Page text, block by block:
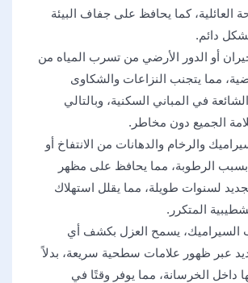
العائلية، كما يحافظ على جفاف البيئة
دائم.
أو الدور الأرضي من تسرب المياه من
مما يتجنب النزاعات والشكاوى
الشائعة في المباني السكنية، وبالتالي
الجميع دون مخاطر.
والرخام والدهانات من الانتفاخ أو
الرطوبة، مما يحافظ على مظهر
لسنوات طويلة، مما يقلل استهلاك
المتكرر.
السيراميك، يسمح العزل بكشف أي
عبر ظهور علامات سطحية سريعة، بدلاً
داخل الخرسانة، مما يوفر وقتًا في